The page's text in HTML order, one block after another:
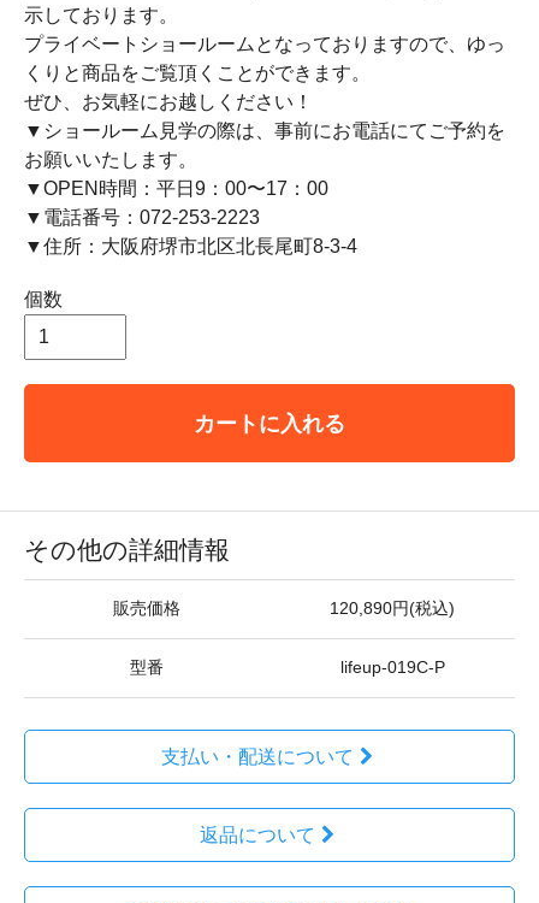
示しております。
プライベートショールームとなっておりますので、ゆっ
くりと商品をご覧頂くことができます。
ぜひ、お気軽にお越しください！
▼ショールーム見学の際は、事前にお電話にてご予約を
お願いいたします。
▼OPEN時間：平日9：00〜17：00
▼電話番号：072-253-2223
▼住所：大阪府堺市北区北長尾町8-3-4
個数
カートに入れる
その他の詳細情報
販売価格 120,890円(税込)
型番 lifeup-019C-P
支払い・配送について
返品について